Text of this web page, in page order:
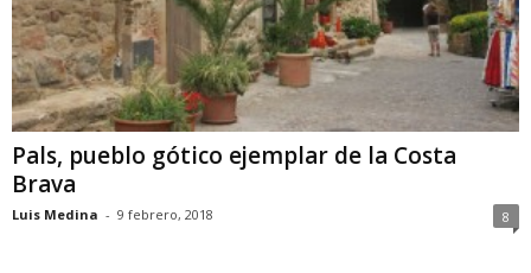
Pals, pueblo gótico ejemplar de la Costa
Brava
Luis Medina - 9 febrero, 2018 8